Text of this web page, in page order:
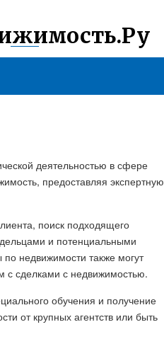
деятельностью в сфере
предоставляя экспертную
поиск подходящего
и потенциальными
недвижимости также могут
с сделками с недвижимостью.
обучения и получение
от крупных агентств или быть